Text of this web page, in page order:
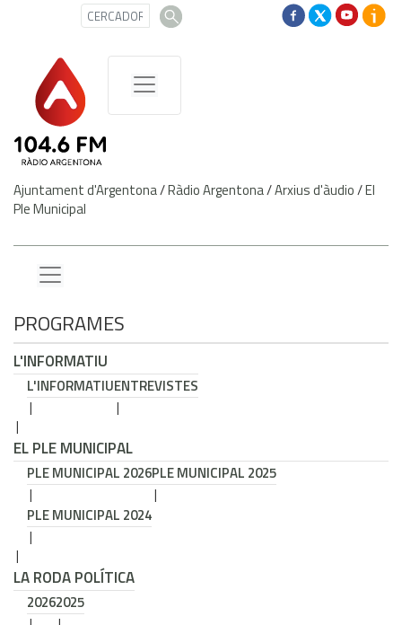
Ajuntament d'Argentona/Ràdio Argentona/Arxius d'àudio/El
Ple Municipal
PROGRAMES
L'INFORMATIU
L'INFORMATIUENTREVISTES
EL PLE MUNICIPAL
PLE MUNICIPAL 2026PLE MUNICIPAL 2025
PLE MUNICIPAL 2024
LA RODA POLÍTICA
20262025